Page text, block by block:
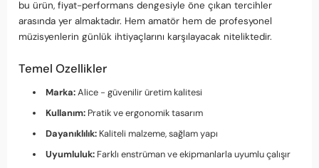
bu ürün, fiyat-performans dengesiyle öne çıkan tercihler
arasında yer almaktadır. Hem amatör hem de profesyonel
müzisyenlerin günlük ihtiyaçlarını karşılayacak niteliktedir.
Temel Ozellikler
Marka:Alice - güvenilir üretim kalitesi
Kullanım:Pratik ve ergonomik tasarım
Dayanıklılık:Kaliteli malzeme, sağlam yapı
Uyumluluk:Farklı enstrüman ve ekipmanlarla uyumlu çalışır